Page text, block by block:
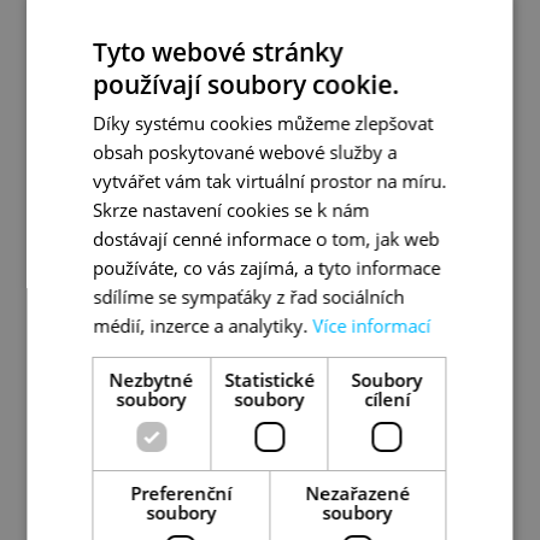
Poutní svatyně v Santa Maria di Leuca
Na konci dne si můžete odpočinout a zaplavat
si v oblastiRiviera Nazario Sauro
, na pláži
Spiaggia della Purità , anebo se vydat na
krátkou prohlídku historického Gallipoli, pokud
vás víc než pláže láká poznávání historie.
Tyto webové stránky
používají soubory cookie.
Díky systému cookies můžeme zlepšovat
obsah poskytované webové služby a
vytvářet vám tak virtuální prostor na míru.
Skrze nastavení cookies se k nám
dostávají cenné informace o tom, jak web
používáte, co vás zajímá, a tyto informace
sdílíme se sympaťáky z řad sociálních
médií, inzerce a analytiky. Více informací
Nezbytné
soubory
Statistické
soubory
Soubory
cílení
Preferenční
soubory
Nezařazené
soubory